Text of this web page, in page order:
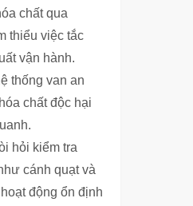
chất qua
thiểu việc tắc
vận hành.
thống van an
chất độc hại
hỏi kiểm tra
cánh quạt và
động ổn định